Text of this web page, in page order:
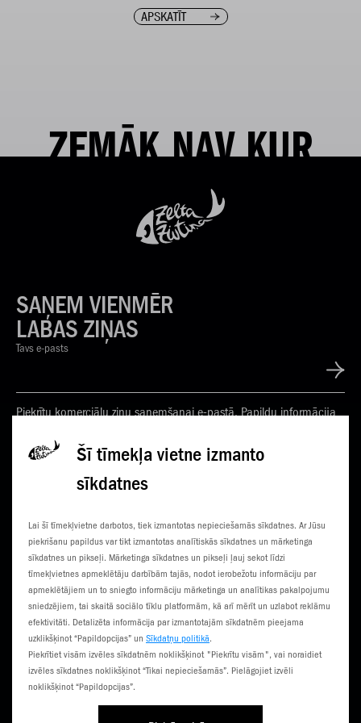
Šī tīmekļa vietne izmanto
sīkdatnes
Lai šī tīmekļvietne darbotos, tiek izmantotas nepieciešamās sīkdatnes. Ar Jūsu
piekrišanu papildus var tikt izmantotas analītiskās sīkdatnes un mārketinga
sīkdatnes un pikseļi. Mārketinga sīkdatnes un pikseļi ļauj sekot līdzi
tīmekļvietnes apmeklētāju darbībām tajās, nodot ierobežotu informāciju par
apmeklētājiem un to sniegto informāciju mārketinga un analītikas pakalpojumu
sniedzējiem, tai skaitā sociālo tīklu platformām, kā arī mērīt un uzlabot reklāmu
efektivitāti. Detalizēta informācija par izmantotajām sīkdatnēm pieejama
uzklikšķinot “Papildopcijas” un Sīkdatņu politikā.
Piekrītiet visām izvēles sīkdatnēm noklikšķinot "Piekrītu visām", vai noraidiet
izvēles sīkdatnes noklikšķinot “Tikai nepieciešamās”. Pielāgojiet izvēli
noklikšķinot “Papildopcijas”.
APSKATĪT
ZEMĀK NAV KUR
SAŅEM VIENMĒR
LABAS ZIŅAS
Tavs e-pasts
Piekrītu komerciālu ziņu saņemšanai e-pastā. Papildu informācija
KLIENTU CENTRI
SŪTI SMS
ČEMPIONĀTS
3G NORIETS
TŪRISTIEM